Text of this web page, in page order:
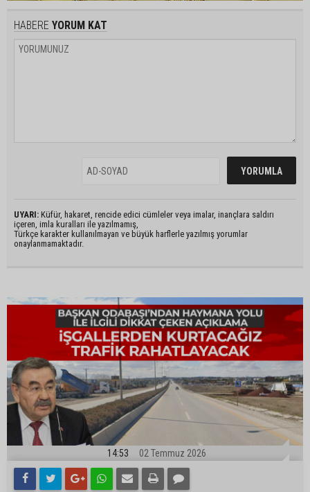
HABERE YORUM KAT
UYARI: Küfür, hakaret, rencide edici cümleler veya imalar, inançlara saldırı
içeren, imla kuralları ile yazılmamış,
Türkçe karakter kullanılmayan ve büyük harflerle yazılmış yorumlar
onaylanmamaktadır.
14:53 02 Temmuz 2026